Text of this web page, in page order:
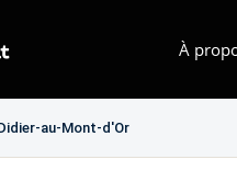
À
au-Mont-d'Or